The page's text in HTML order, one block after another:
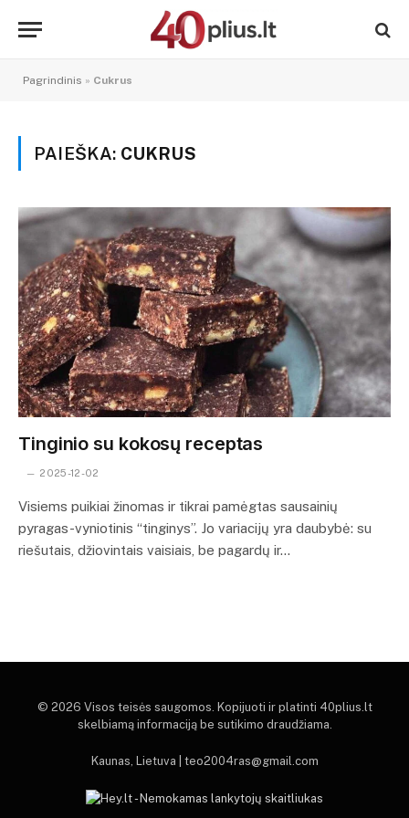
Pagrindinis » Cukrus
PAIEŠKA: CUKRUS
Tinginio su kokosų receptas
2025-12-02
Visiems puikiai žinomas ir tikrai pamėgtas sausainių
pyragas-vyniotinis “tinginys”. Jo variacijų yra daubybė: su
riešutais, džiovintais vaisiais, be pagardų ir…
© 2026 Visos teisės saugomos. Kopijuoti ir platinti 40plius.lt
skelbiamą informaciją be sutikimo draudžiama.
Kaunas, Lietuva | teo2004ras@gmail.com